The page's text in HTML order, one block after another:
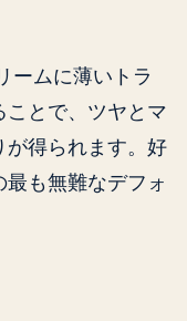
ームに薄いトラ
とで、ツヤとマ
が得られます。好
も無難なデフォ